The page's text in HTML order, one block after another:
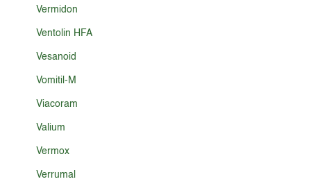
Vermidon
Ventolin HFA
Vesanoid
Vomitil-M
Viacoram
Valium
Vermox
Verrumal